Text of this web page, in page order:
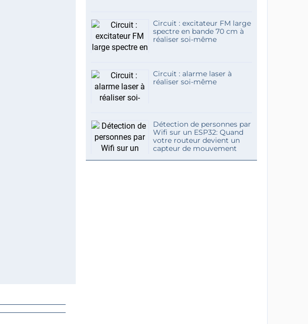
Circuit : excitateur FM large
spectre en bande 70 cm à
réaliser soi-même
Circuit : alarme laser à
réaliser soi-même
Détection de personnes par
Wifi sur un ESP32: Quand
votre routeur devient un
capteur de mouvement